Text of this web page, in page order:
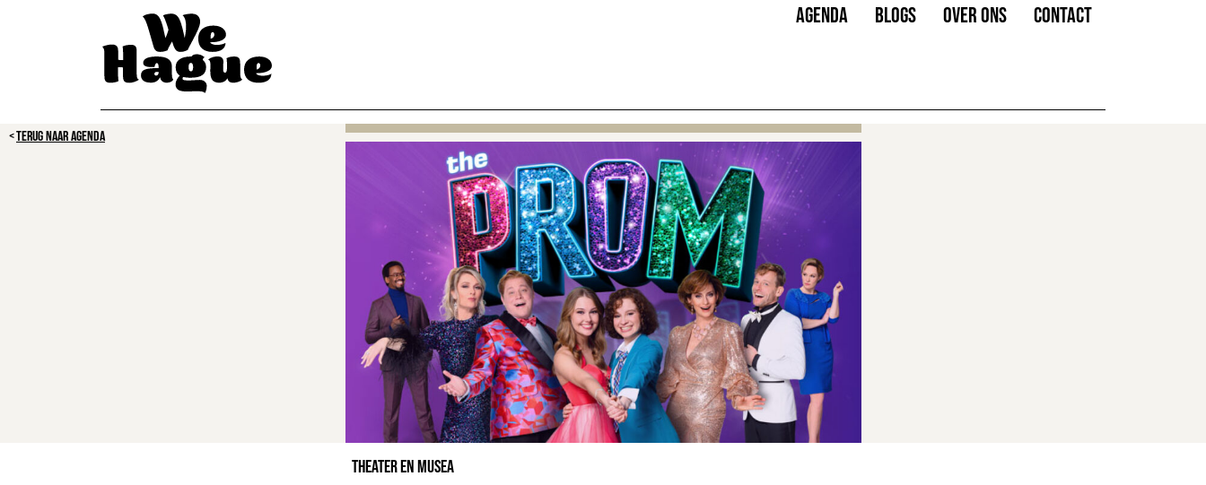
AGENDA BLOGS OVER ONS CONTACT
TERUG NAAR AGENDA
Theater en Musea